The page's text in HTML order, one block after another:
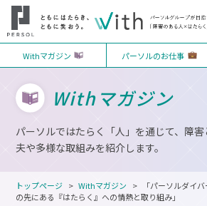
Withマガジン パーソルのお仕事
Withマガジン
パーソルではたらく「人」を通じて、障
夫や多様な取組みを紹介します。
トップページ Withマガジン
「パーソルダイ
の先にある『はたらく』への情熱と取り組み」